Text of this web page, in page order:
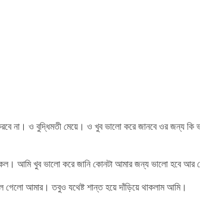
না। ও বুদ্ধিমতী মেয়ে। ও খুব ভালো করে জানবে ওর জন্য কি
আমি খুব ভালো করে জানি কোনটা আমার জন্য ভালো হবে আর
গেলো আমার। তবুও যথেষ্ট শান্ত হয়ে দাঁড়িয়ে থাকলাম আমি।